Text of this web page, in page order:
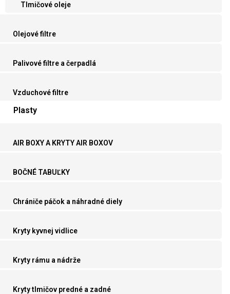
Tlmičové oleje
Olejové filtre
Palivové filtre a čerpadlá
Vzduchové filtre
Plasty
AIR BOXY A KRYTY AIR BOXOV
BOČNÉ TABUĽKY
Chrániče páčok a náhradné diely
Kryty kyvnej vidlice
Kryty rámu a nádrže
Kryty tlmičov predné a zadné